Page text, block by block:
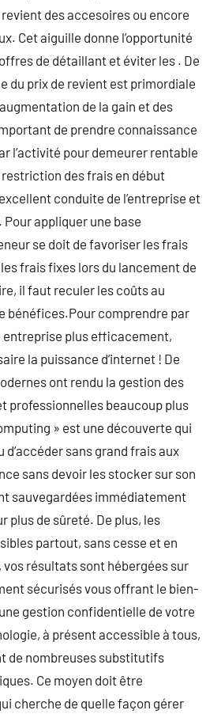
des accesoires ou encore
Cet aiguille donne l’opportunité
de détaillant et éviter les . De
du prix de revient est primordiale
de la gain et des
de prendre connaissance
l’activité pour demeurer rentable
des frais en début
conduite de l’entreprise et
appliquer une base
se doit de favoriser les frais
frais fixes lors du lancement de
il faut reculer les coûts au
bénéfices.Pour comprendre par
entreprise plus efficacement,
la puissance d’internet ! De
ont rendu la gestion des
professionnelles beaucoup plus
» est une découverte qui
d’accéder sans grand frais aux
sans devoir les stocker sur son
sauvegardées immédiatement
plus de sûreté. De plus, les
partout, sans cesse et en
résultats sont hébergées sur
sécurisés vous offrant le bien-
gestion confidentielle de votre
à présent accessible à tous,
de nombreuses substitutifs
Ce moyen doit être
cherche de quelle façon gérer